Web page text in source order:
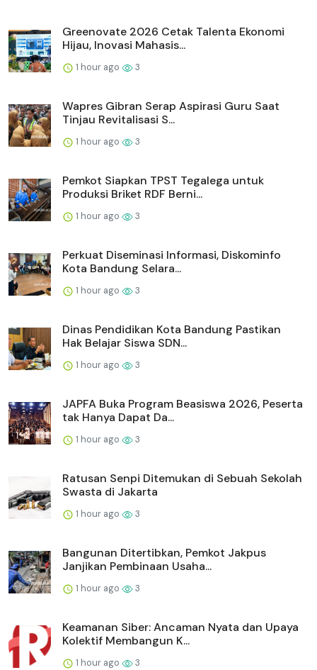
Greenovate 2026 Cetak Talenta Ekonomi
Hijau, Inovasi Mahasis...
1 hour ago 3
Wapres Gibran Serap Aspirasi Guru Saat
Tinjau Revitalisasi S...
1 hour ago 3
Pemkot Siapkan TPST Tegalega untuk
Produksi Briket RDF Berni...
1 hour ago 3
Perkuat Diseminasi Informasi, Diskominfo
Kota Bandung Selara...
1 hour ago 3
Dinas Pendidikan Kota Bandung Pastikan
Hak Belajar Siswa SDN...
1 hour ago 3
JAPFA Buka Program Beasiswa 2026, Peserta
tak Hanya Dapat Da...
1 hour ago 3
Ratusan Senpi Ditemukan di Sebuah Sekolah
Swasta di Jakarta
1 hour ago 3
Bangunan Ditertibkan, Pemkot Jakpus
Janjikan Pembinaan Usaha...
1 hour ago 3
Keamanan Siber: Ancaman Nyata dan Upaya
Kolektif Membangun K...
1 hour ago 3